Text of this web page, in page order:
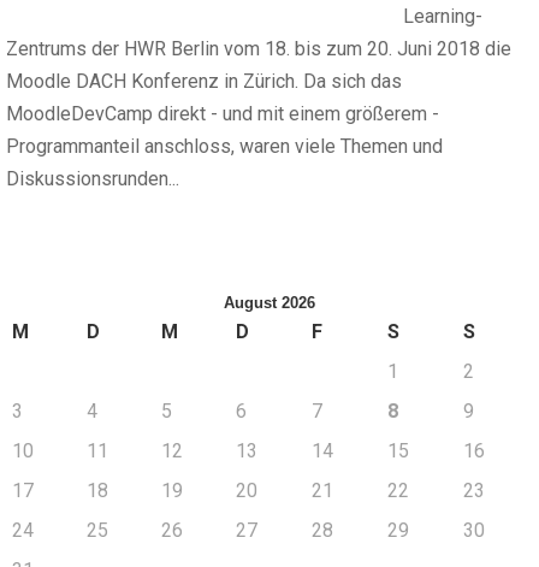
Learning-
Zentrums der HWR Berlin vom 18. bis zum 20. Juni 2018 die
Moodle DACH Konferenz in Zürich. Da sich das
MoodleDevCamp direkt - und mit einem größerem -
Programmanteil anschloss, waren viele Themen und
Diskussionsrunden...
August 2026
M D M D F S
S
1
2
3
4 5 6 7 8
9
10
11 12 13 14 15
16
17
18 19 20 21 22
23
24
25 26 27 28 29
30